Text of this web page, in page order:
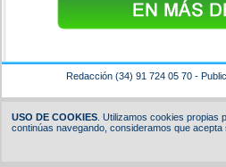
Redacción (34) 91 724 05 70 -
USO DE COOKIES. Utilizamos cookies propias
continúas navegando, consideramos que